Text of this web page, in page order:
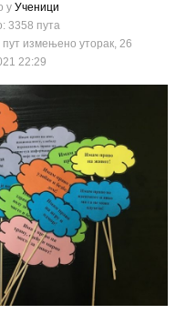
у Ученици
3358 пута
измењено уторак, 26
22:29